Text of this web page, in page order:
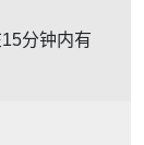
分钟内有